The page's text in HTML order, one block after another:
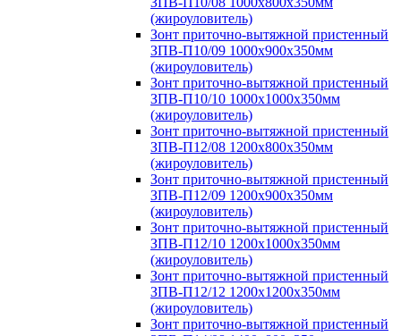
(жироуловитель)
Зонт приточно-вытяжной пристенный
ЗПВ-П10/09 1000х900х350мм
(жироуловитель)
Зонт приточно-вытяжной пристенный
ЗПВ-П10/10 1000х1000х350мм
(жироуловитель)
Зонт приточно-вытяжной пристенный
ЗПВ-П12/08 1200х800х350мм
(жироуловитель)
Зонт приточно-вытяжной пристенный
ЗПВ-П12/09 1200х900х350мм
(жироуловитель)
Зонт приточно-вытяжной пристенный
ЗПВ-П12/10 1200х1000х350мм
(жироуловитель)
Зонт приточно-вытяжной пристенный
ЗПВ-П12/12 1200х1200х350мм
(жироуловитель)
Зонт приточно-вытяжной пристенный